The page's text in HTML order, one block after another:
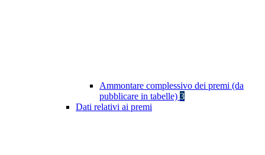
Ammontare complessivo dei premi (da
pubblicare in tabelle) 3
Dati relativi ai premi